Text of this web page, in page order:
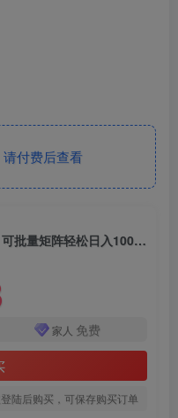
付费后查看
全自动阅读挂机，单窗口10-50+，可批量矩阵轻松日入1000+，新手小白秒上手
家人 免费
陆后购买，可保存购买订单